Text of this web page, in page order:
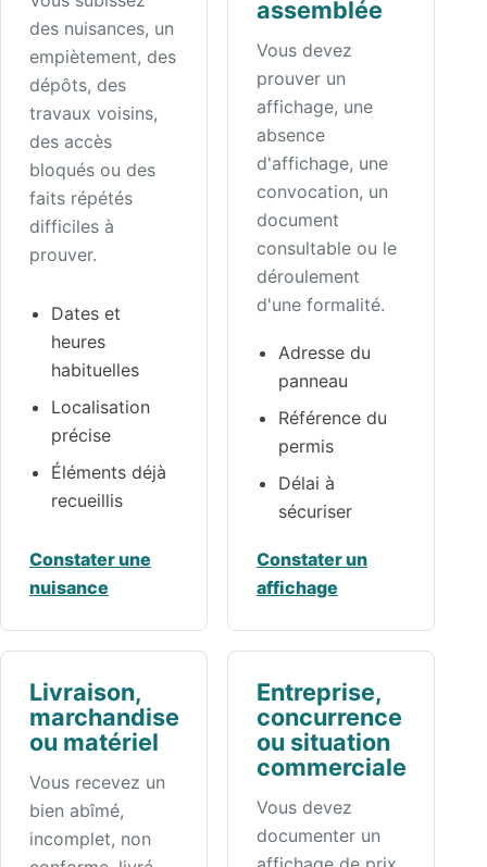
des nuisances, un
empiètement, des
dépôts, des
travaux voisins,
des accès
bloqués ou des
faits répétés
difficiles à
prouver.
Dates et
heures
habituelles
Localisation
précise
Éléments déjà
recueillis
Constater une
nuisance
assemblée
Vous devez
prouver un
affichage, une
absence
d'affichage, une
convocation, un
document
consultable ou le
déroulement
d'une formalité.
Adresse du
panneau
Référence du
permis
Délai à
sécuriser
Constater un
affichage
Livraison,
marchandise
ou matériel
Vous recevez un
bien abîmé,
incomplet, non
Entreprise,
concurrence
ou situation
commerciale
Vous devez
documenter un